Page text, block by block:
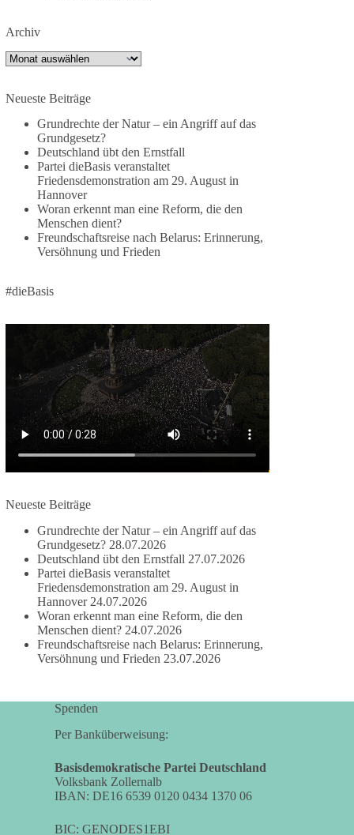
#wettbewerb
DieBasis
2 Tage(n) zuvor
⚡️ NATO-Gipfel in Ankara: Kriegskonferenz statt
Friedensgipfel!?
Anfang Juli 2026 trafen sich 32 Bündnisstaaten
sowie deren Staats- und Regierungschefs zum
NATO-Gipfel in der Türkei. Von der NATO wird
Sicherheit.
Die Gipfelerklärung liest sich jedoch wie ein
Protokoll einer industriellen Kriegskonferenz:
Neue Milliardenhilfen für die Ukraine, neue
Verpflichtungen für Europa, gigantische
Rüstungsdeals, Ausbau der
Verteidigungsindustrie, Modernisierung der
Streitkräfte, ein klares Bekenntnis zur
besitzen.
Und wo war der Austausch über eine
friedensorientierte Politik?
🟩🟩🟦🟦🟥🟥🟧🟧
dieBasis fordert als einzige Partei in Deutschland
den Austritt aus der NATO. Ein Gipfel, der mehr
nach Rüstungsdeal als nach Friedenspolitik klingt,
wird niemals Sicherheit schaffen, ob nun in
https://www.tagesschau.de/ausland/asien/nato-
#dieBasis #NATO #Gipfeltreffen
#Sicherheit
Archiv
Archiv
Neueste Beiträge
Grundrechte der Natur – ein Angriff auf das
Grundgesetz?
Deutschland übt den Ernstfall
Partei dieBasis veranstaltet
Friedensdemonstration am 29. August in
Hannover
Woran erkennt man eine Reform, die den
Menschen dient?
Freundschaftsreise nach Belarus: Erinnerung,
Versöhnung und Frieden
#dieBasis
Neueste Beiträge
Grundrechte der Natur – ein Angriff auf das
Grundgesetz? 28.07.2026
Deutschland übt den Ernstfall 27.07.2026
Partei dieBasis veranstaltet
Friedensdemonstration am 29. August in
Hannover 24.07.2026
Woran erkennt man eine Reform, die den
Menschen dient? 24.07.2026
Freundschaftsreise nach Belarus: Erinnerung,
Versöhnung und Frieden 23.07.2026
Spenden
Per Banküberweisung:
Basisdemokratische Partei Deutschland
Volksbank Zollernalb
IBAN: DE16 6539 0120 0434 1370 06
BIC: GENODES1EBI